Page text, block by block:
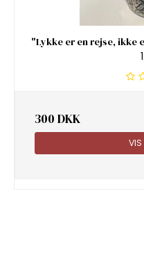
"Lykke er en rejse, ikke
300 DKK
VIS